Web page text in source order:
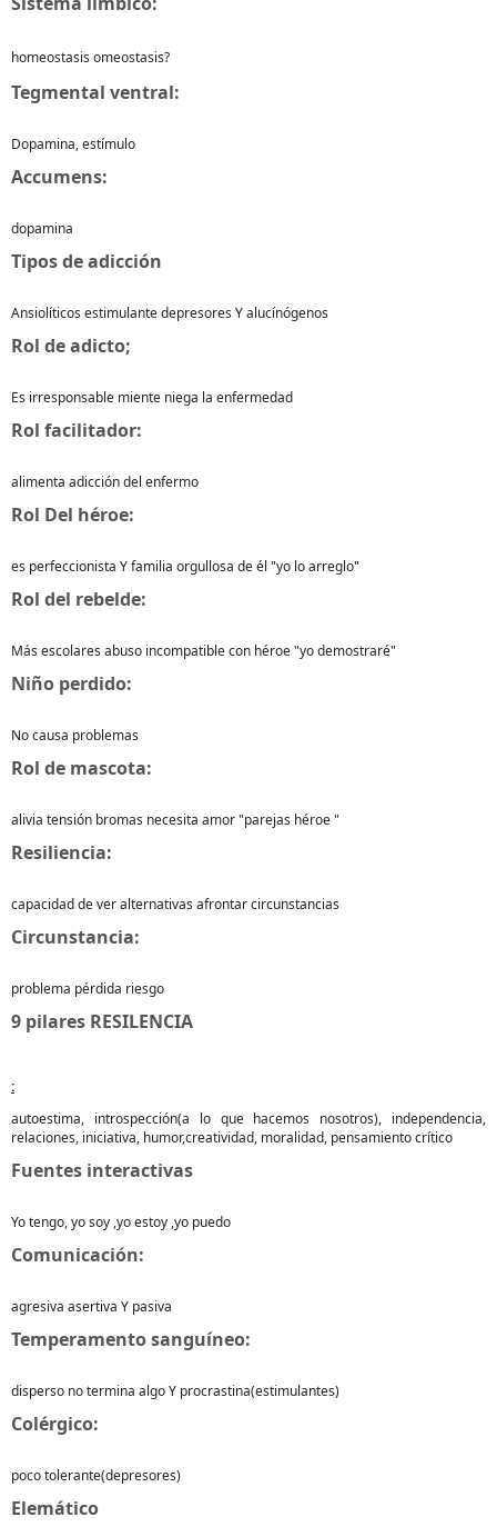
homeostasis omeostasis?
Tegmental ventral:
Dopamina, estímulo
Accumens:
dopamina
Tipos de adicción
Ansiolíticos estimulante depresores Y alucínógenos
Rol de adicto;
Es irresponsable miente niega la enfermedad
Rol facilitador:
alimenta adicción del enfermo
Rol Del héroe:
es perfeccionista Y familia orgullosa de él "yo lo arreglo"
Rol del rebelde:
Más escolares abuso incompatible con héroe "yo demostraré"
Niño perdido:
No causa problemas
Rol de mascota:
alivia tensión bromas necesita amor "parejas héroe "
Resiliencia:
capacidad de ver alternativas afrontar circunstancias
Circunstancia:
problema pérdida riesgo
9 pilares RESILENCIA
:
autoestima, introspección(a lo que hacemos nosotros), independencia,
relaciones, iniciativa, humor,creatividad, moralidad, pensamiento crítico
Fuentes interactivas
Yo tengo, yo soy ,yo estoy ,yo puedo
Comunicación:
agresiva asertiva Y pasiva
Temperamento sanguíneo:
disperso no termina algo Y procrastina(estimulantes)
Colérgico:
poco tolerante(depresores)
Elemático